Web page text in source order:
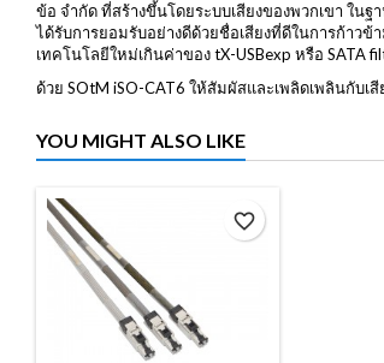
ข้อ จำกัด ที่สร้างขึ้นโดยระบบเสียงของพวกเขา ใน
ได้รับการยอมรับอย่างดีด้วยชื่อเสียงที่ดีในการก้าว
เทคโนโลยีใหม่เกินค่าของ tX-USBexp หรือ SATA
ด้วย SOtM iSO-CAT6 ให้สัมผัสและเพลิดเพลินกับเ
YOU MIGHT ALSO LIKE
favorite_border